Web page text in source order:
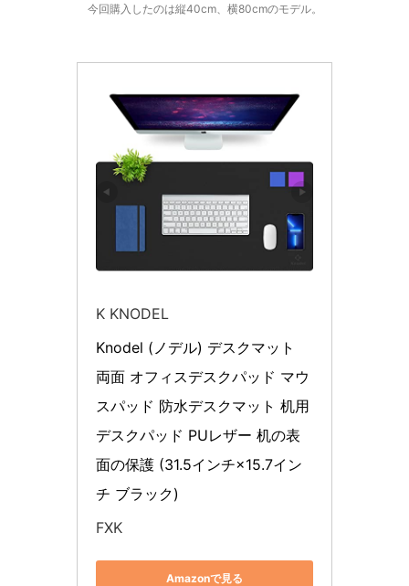
今回購入したのは縦40cm、横80cmのモデル。
K KNODEL
Knodel (ノデル) デスクマット
両面 オフィスデスクパッド マウ
スパッド 防水デスクマット 机用
デスクパッド PUレザー 机の表
面の保護 (31.5インチ×15.7イン
チ ブラック)
FXK
Amazonで見る